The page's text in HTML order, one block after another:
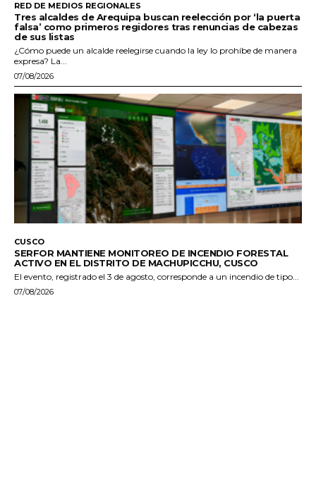
RED DE MEDIOS REGIONALES
Tres alcaldes de Arequipa buscan reelección por ‘la puerta
falsa’ como primeros regidores tras renuncias de cabezas
de sus listas
¿Cómo puede un alcalde reelegirse cuando la ley lo prohíbe de manera
expresa? La...
07/08/2026
CUSCO
SERFOR MANTIENE MONITOREO DE INCENDIO FORESTAL
ACTIVO EN EL DISTRITO DE MACHUPICCHU, CUSCO
El evento, registrado el 3 de agosto, corresponde a un incendio de tipo...
07/08/2026